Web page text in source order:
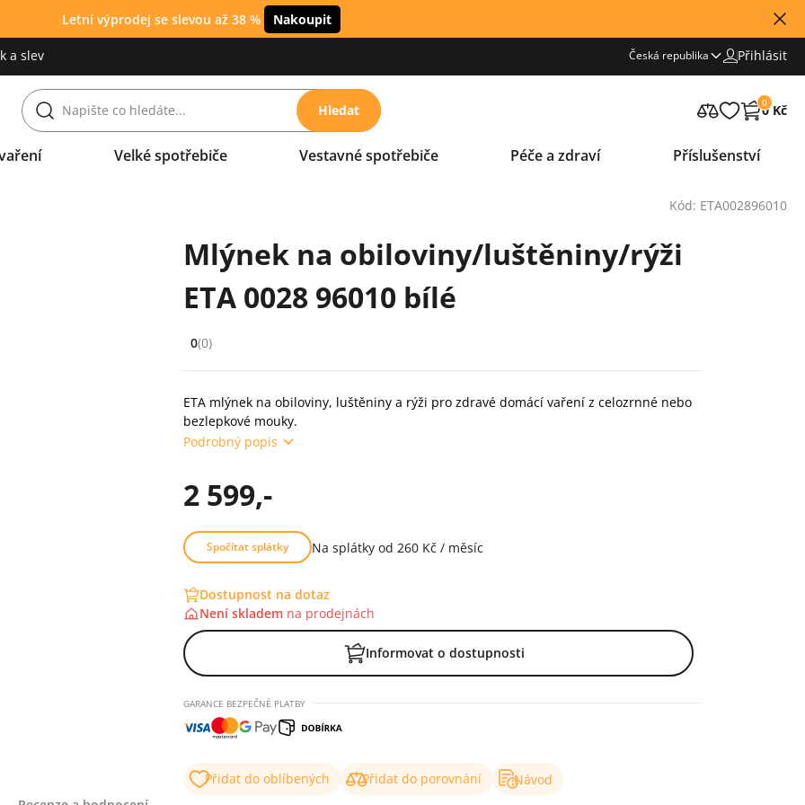
Letní výprodej se slevou až 38 % Nakoupit
a slev Česká republika Přihlásit
Hledat 0
0 Kč
Velké spotřebiče Vestavné spotřebiče Péče a zdraví Příslušenství
Kód: ETA002896010
Mlýnek na obiloviny/luštěniny/rýži
ETA 0028 96010 bílé
Hodnocení: 0 z 5 (0 recenzí)
0(0)
ETA mlýnek na obiloviny, luštěniny a rýži pro zdravé domácí vaření z celozrnné nebo
bezlepkové mouky.
Podrobný popis
2 599,-
Spočítat splátky Na splátky od 260 Kč / měsíc
Dostupnost na dotaz
Není skladem na prodejnách
Informovat o dostupnosti
GARANCE BEZPEČNÉ PLATBY
Přidat do oblíbených Přidat do porovnání
Návod